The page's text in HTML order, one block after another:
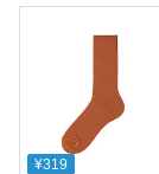
¥319